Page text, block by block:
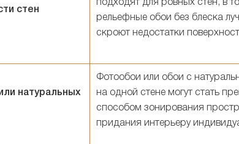
стен
подходят для ровных стен, в
рельефные обои без блеска
скроют недостатки
натуральных
Фотообои или обои с
на одной стене могут стать
способом зонирования
придания интерьеру